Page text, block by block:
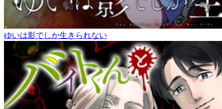
ゆいは影でしか生きられない